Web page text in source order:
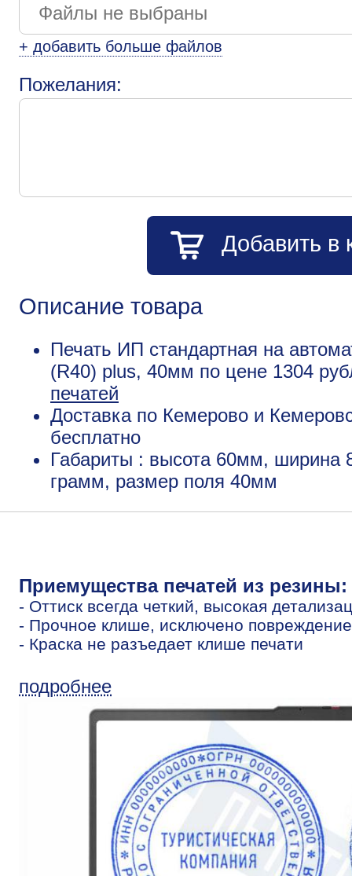
+ добавить больше файлов
Пожелания:
Добавить в
Описание товара
Печать ИП стандартная на
(R40) plus, 40мм по цене 1304
печатей
Доставка по Кемерово и
бесплатно
Габариты : высота 60мм, ширина
грамм, размер поля 40мм
Приемущества печатей из резины:
- Оттиск всегда четкий, высокая
- Прочное клише, исключено
- Краска не разъедает клише печати
подробнее